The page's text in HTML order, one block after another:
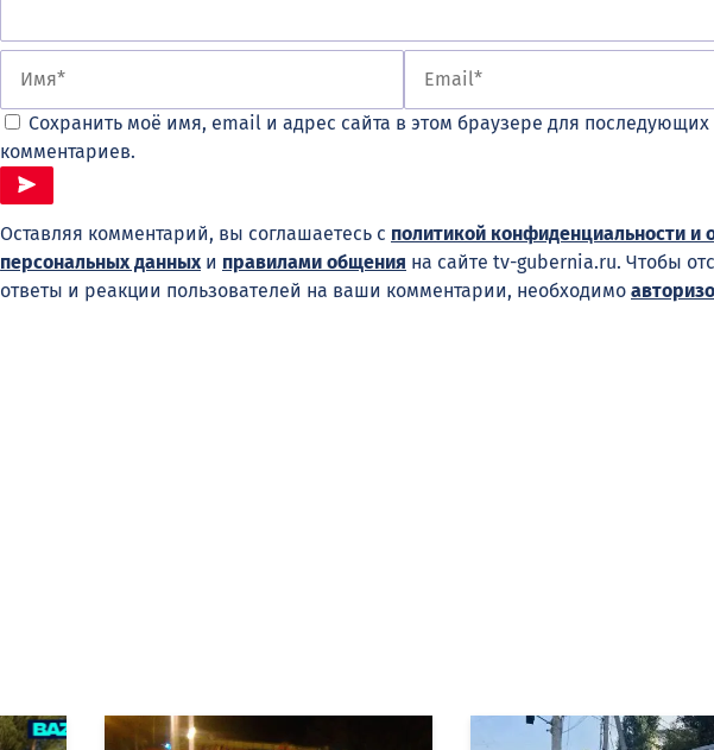
Сохранить моё имя, email и адрес сайта в этом браузере для
комментариев.
Оставляя комментарий, вы соглашаетесь с политикой конфиденциальности и
персональных данных и правилами общения на сайте tv-gubernia.ru. Чтобы
ответы и реакции пользователей на ваши комментарии, необходимо